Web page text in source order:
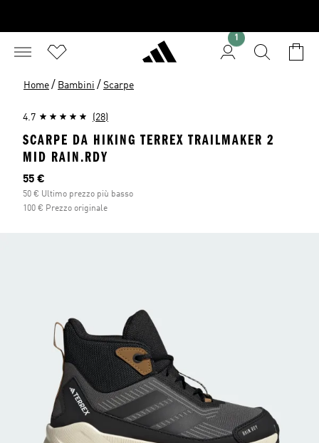
1
Home / Bambini / Scarpe
4.7 (28)
SCARPE DA HIKING TERREX TRAILMAKER 2
MID RAIN.RDY
Prezzo attuale
55 €
50 € Ultimo prezzo più basso
100 € Prezzo originale